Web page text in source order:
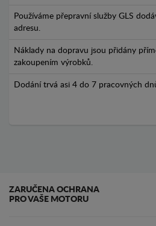
Používáme přepravní služby GLS
adresu.
Náklady na dopravu jsou přidány
zakoupením výrobků.
Dodání trvá asi 4 do 7 pracovných
ZARUČENA OCHRANA
PRO VAŠE MOTORU